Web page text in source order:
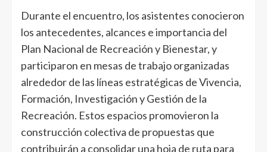
Durante el encuentro, los asistentes conocieron
los antecedentes, alcances e importancia del
Plan Nacional de Recreación y Bienestar, y
participaron en mesas de trabajo organizadas
alrededor de las líneas estratégicas de Vivencia,
Formación, Investigación y Gestión de la
Recreación. Estos espacios promovieron la
construcción colectiva de propuestas que
contribuirán a consolidar una hoja de ruta para